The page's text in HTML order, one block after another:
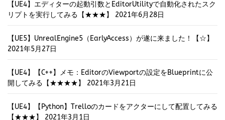
【UE4】エディターの起動引数とEditorUtilityで自動化されたスク
リプトを実行してみる【★★★】
2021年6月28日
【UE5】UnrealEngine5（EarlyAccess）が遂に来ました！【☆】
2021年5月27日
【UE4】【C++】メモ：EditorのViewportの設定をBlueprintに公
開してみる【★★★★】
2021年3月21日
【UE4】【Python】Trelloのカードをアクターにして配置してみる
【★★★】
2021年3月1日